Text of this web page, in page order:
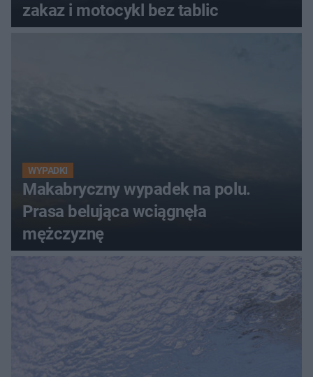
zakaz i motocykl bez tablic
WYPADKI
Makabryczny wypadek na polu.
Prasa belująca wciągnęła
mężczyznę